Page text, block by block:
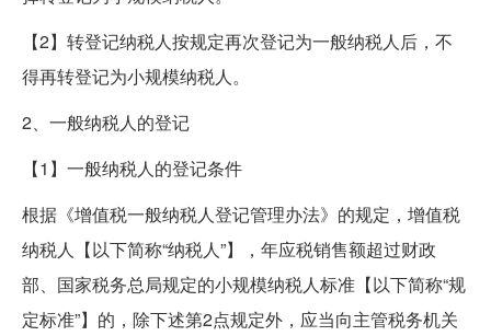
【2】转登记纳税人按规定再次登记为一般纳税人后，不
得再转登记为小规模纳税人。
2、一般纳税人的登记
【1】一般纳税人的登记条件
根据《增值税一般纳税人登记管理办法》的规定，增值税
纳税人【以下简称“纳税人”】，年应税销售额超过财政
部、国家税务总局规定的小规模纳税人标准【以下简称“规
定标准”】的，除下述第2点规定外，应当向主管税务机关